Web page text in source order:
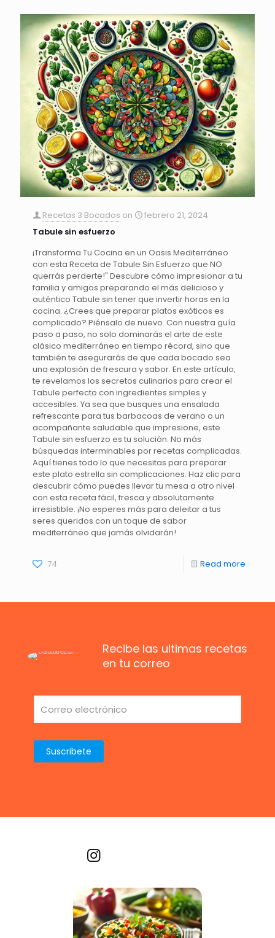
Recetas 3 Bocados on
febrero 21, 2024
Tabule sin esfuerzo
¡Transforma Tu Cocina en un Oasis Mediterráneo
con esta Receta de Tabule Sin Esfuerzo que NO
querrás perderte!" Descubre cómo impresionar a tu
familia y amigos preparando el más delicioso y
auténtico Tabule sin tener que invertir horas en la
cocina. ¿Crees que preparar platos exóticos es
complicado? Piénsalo de nuevo. Con nuestra guía
paso a paso, no solo dominarás el arte de este
clásico mediterráneo en tiempo récord, sino que
también te asegurarás de que cada bocado sea
una explosión de frescura y sabor. En este artículo,
te revelamos los secretos culinarios para crear el
Tabule perfecto con ingredientes simples y
accesibles. Ya sea que busques una ensalada
refrescante para tus barbacoas de verano o un
acompañante saludable que impresione, este
Tabule sin esfuerzo es tu solución. No más
búsquedas interminables por recetas complicadas.
Aquí tienes todo lo que necesitas para preparar
este plato estrella sin complicaciones. Haz clic para
descubrir cómo puedes llevar tu mesa a otro nivel
con esta receta fácil, fresca y absolutamente
irresistible. ¡No esperes más para deleitar a tus
seres queridos con un toque de sabor
mediterráneo que jamás olvidarán!
74 Read more
Recibe las ultimas recetas
en tu correo